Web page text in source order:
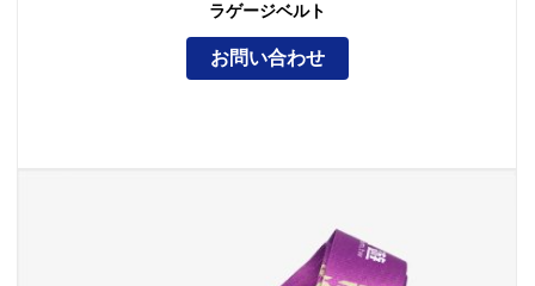
ラゲージベルト
お問い合わせ